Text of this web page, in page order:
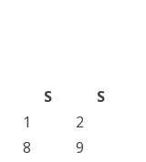
S
S
1
2
8
9